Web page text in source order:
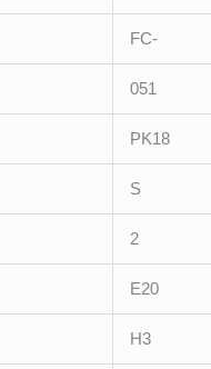
FC-
051
PK18
S
2
E20
H3